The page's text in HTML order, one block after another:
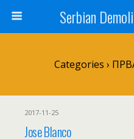
Serbian
Categories ›
2017-11-25
Jose Blanco